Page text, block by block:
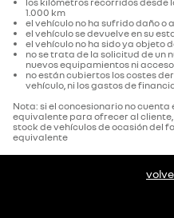
1.000 km
el vehículo no ha sufrido daño o
el vehículo se devuelve en su
el vehículo no ha sido ya objeto
no se trata de la solicitud de un
nuevos equipamientos ni
no están cubiertos los costes
vehículo, ni los gastos de
Nota: si el concesionario no cuenta
equivalente para ofrecer al
stock de vehículos de ocasión del
equivalente